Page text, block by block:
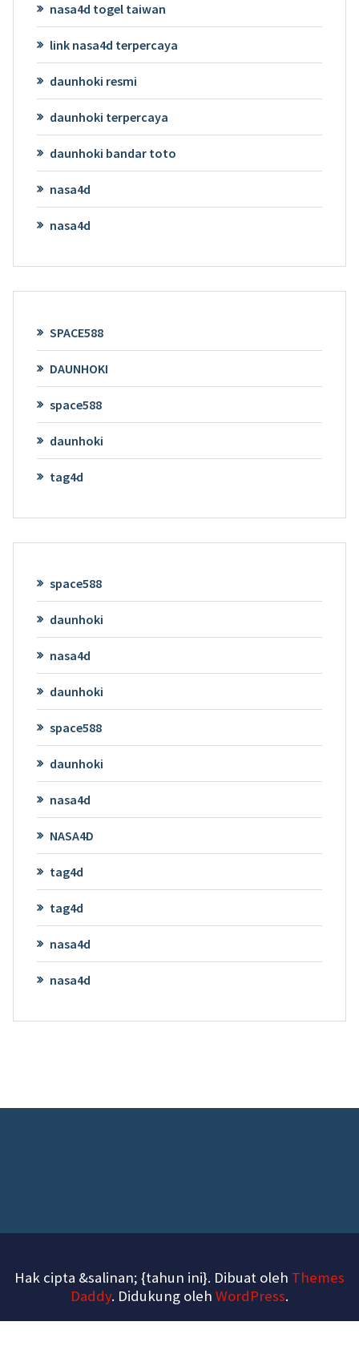
nasa4d togel taiwan
link nasa4d terpercaya
daunhoki resmi
daunhoki terpercaya
daunhoki bandar toto
nasa4d
nasa4d
SPACE588
DAUNHOKI
space588
daunhoki
tag4d
space588
daunhoki
nasa4d
daunhoki
space588
daunhoki
nasa4d
NASA4D
tag4d
tag4d
nasa4d
nasa4d
Hak cipta &salinan; {tahun ini}. Dibuat oleh Themes
Daddy. Didukung oleh WordPress.